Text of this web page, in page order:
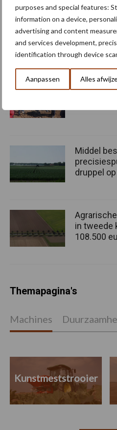
purposes and special features:
information on a device,
advertising and content
and services development,
identification through device
Aanpassen Alles
Bron:CBS
Aanbevolen voor
ondernemen
Bruggen
Middel
druppel
in tweede
108.500
Themapagina's
Machines
Kunstmeststrooier